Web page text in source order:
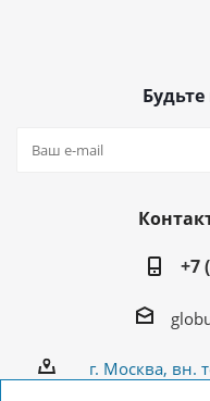
Будьте
+7
г. Москва, вн.